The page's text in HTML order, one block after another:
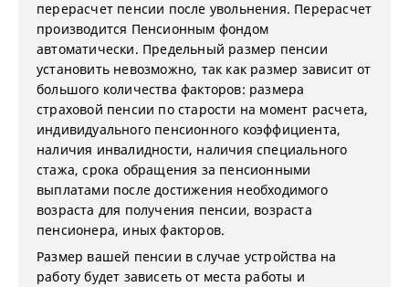
перерасчет пенсии после увольнения. Перерасчет
производится Пенсионным фондом
автоматически. Предельный размер пенсии
установить невозможно, так как размер зависит от
большого количества факторов: размера
страховой пенсии по старости на момент расчета,
индивидуального пенсионного коэффициента,
наличия инвалидности, наличия специального
стажа, срока обращения за пенсионными
выплатами после достижения необходимого
возраста для получения пенсии, возраста
пенсионера, иных факторов.
Размер вашей пенсии в случае устройства на
работу будет зависеть от места работы и